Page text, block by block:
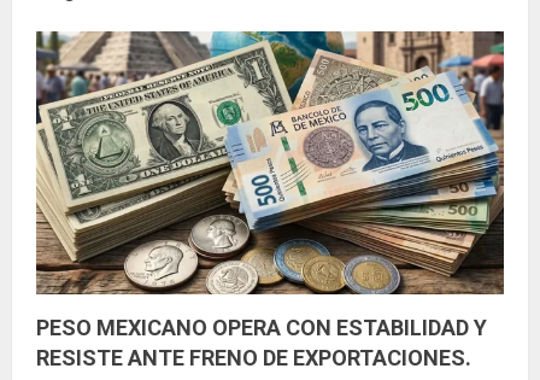
PESO MEXICANO OPERA CON ESTABILIDAD Y
RESISTE ANTE FRENO DE EXPORTACIONES.